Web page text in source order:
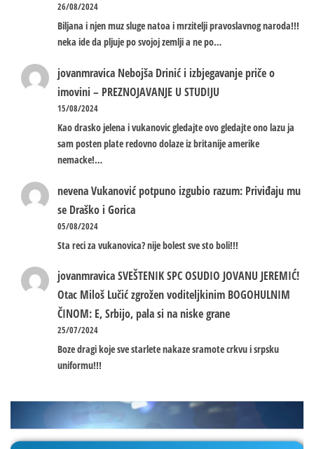
26/08/2024
Biljana i njen muz sluge natoa i mrzitelji pravoslavnog naroda!!!
neka ide da pljuje po svojoj zemlji a ne po…
jovanmravica Nebojša Drinić i izbjegavanje priče o
imovini – PREZNOJAVANJE U STUDIJU
15/08/2024
Kao drasko jelena i vukanovic gledajte ovo gledajte ono lazu ja
sam posten plate redovno dolaze iz britanije amerike
nemacke!…
nevenaVukanović potpuno izgubio razum: Priviđaju mu
se Draško i Gorica
05/08/2024
Sta reci za vukanovica? nije bolest sve sto boli!!!
jovanmravicaSVEŠTENIK SPC OSUDIO JOVANU JEREMIĆ!
Otac Miloš Lučić zgrožen voditeljkinim BOGOHULNIM
ČINOM: E, Srbijo, pala si na niske grane
25/07/2024
Boze dragi koje sve starlete nakaze sramote crkvu i srpsku
uniformu!!!